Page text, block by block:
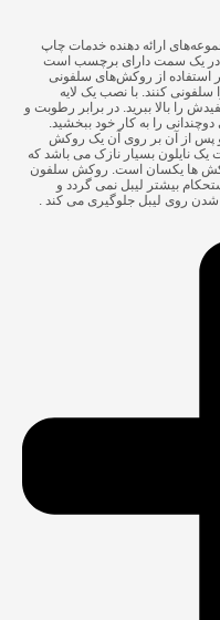
ارائه دهنده خدمات چاپ
در یک سمت دارای برچسب است
استفاده از روکش‌های سلفونی
کنند. با نصب یک لایه
را بالا ببرید. در برابر رطوبت و
را به کار خود ببخشید.
پس از آن بر روی آن یک روکش
نایلون بسیار نازک می باشد که
ها یکسان است. روکش سلفون
بیشتر لیبل نمی گردد و
روی لیبل جلوگیری می کند .